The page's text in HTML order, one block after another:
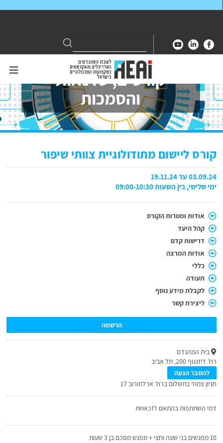
for:
Search
קורסים, סדנאות
והסמכות
קורס ליישום מתודולוגיית צוותי שיפור
03.09.24 עד 19.11.24
ימי שלישי, בין השעות 09:00-10:30
אודות ומטרות הקורס
קהל היעד
דרישות קדם
אודות המרצה
כללי
תעודה
לקבלת מידע נוסף
ליצירת קשר
הרשמה
בית המהנדס
רח’ דיזנגוף 200, תל אביב
להסבר הגעה
חניון צמוד בתשלום ברח’ ארלוזורוב 17
דמי השתתפות בהתאם לזכאויות
10 מפגשים בני שעה וחצי + מפגש מסכם בן 3 שעות